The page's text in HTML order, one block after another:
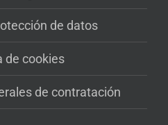
de datos
de cookies
de contratación